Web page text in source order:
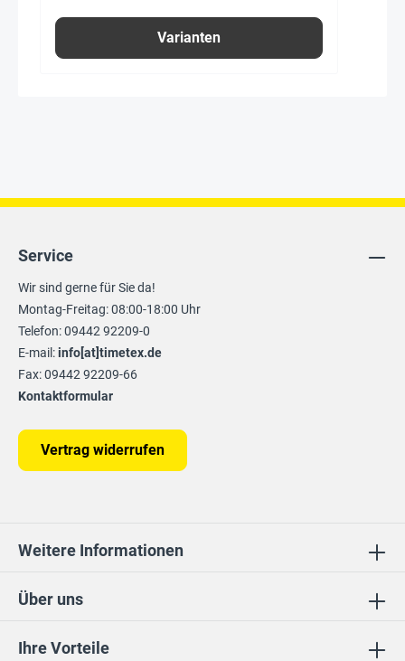
Varianten
Ihre Vorteile
Über uns
Service
Wir sind gerne für Sie da!
Montag-Freitag: 08:00-18:00 Uhr
Telefon: 09442 92209-0
E-mail:info[at]timetex.de
Fax: 09442 92209-66
Kontaktformular
Vertrag widerrufen
Weitere Informationen